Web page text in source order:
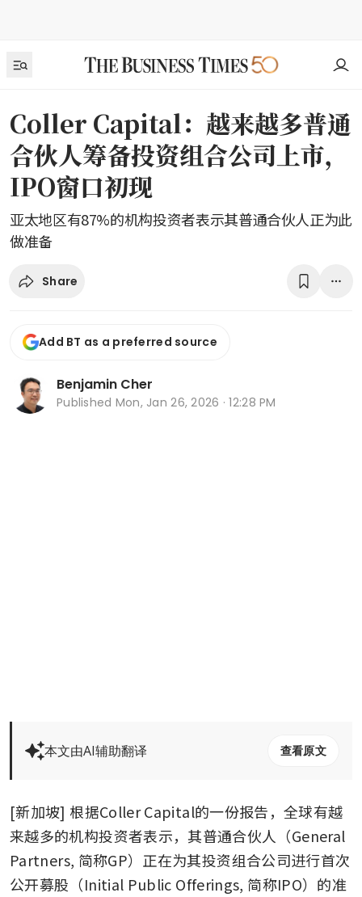
Coller Capital：越来越多普通
合伙人筹备投资组合公司上市，
IPO窗口初现
亚太地区有87%的机构投资者表示其普通合伙人正为此
做准备
Share
Add BT as a preferred source
Benjamin Cher
Published Mon, Jan 26, 2026 · 12:28 PM
本文由AI辅助翻译 查看原文
[新加坡] 根据Coller Capital的一份报告，全球有越
来越多的机构投资者表示，其普通合伙人（General
Partners, 简称GP）正在为其投资组合公司进行首次
公开募股（Initial Public Offerings, 简称IPO）的准